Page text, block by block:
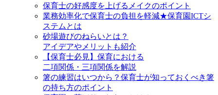
保育士の好感度を上げるメイクのポイント
業務効率化で保育士の負担を軽減★保育園ICTシ
ステムとは
砂場遊びのねらいとは？
アイデアやメリットも紹介
【保育士必見】保育における
二項関係・三項関係を解説
箸の練習はいつから？保育士が知っておくべき箸
の持ち方のポイント